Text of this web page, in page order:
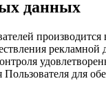
данных
для